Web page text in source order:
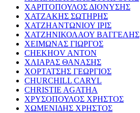
ΧΑΡΙΤΟΠΟΥΛΟΣ ΔΙΟΝΥΣΗΣ
ΧΑΤΖΑΚΗΣ ΣΩΤΗΡΗΣ
ΧΑΤΖΗΑΝΤΩΝΙΟΥ ΙΡΙΣ
ΧΑΤΖΗΝΙΚΟΛΑΟΥ ΒΑΓΓΕΛΗΣ
ΧΕΙΜΩΝΑΣ ΓΙΩΡΓΟΣ
CHEKHOV ANTON
ΧΛΙΑΡΑΣ ΘΑΝΑΣΗΣ
ΧΟΡΤΑΤΣΗΣ ΓΕΩΡΓΙΟΣ
CHURCHILL CARYL
CHRISTIE AGATHA
ΧΡΥΣΟΠΟΥΛΟΣ ΧΡΗΣΤΟΣ
ΧΩΜΕΝΙΔΗΣ ΧΡΗΣΤΟΣ